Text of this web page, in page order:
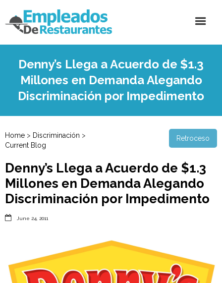
Denny’s Llega a Acuerdo de $1.3
Millones en Demanda Alegando
Discriminación por Impedimento
Home > Discriminación >
Current Blog
Retroceso
Denny’s Llega a Acuerdo de $1.3
Millones en Demanda Alegando
Discriminación por Impedimento
 June 24, 2011